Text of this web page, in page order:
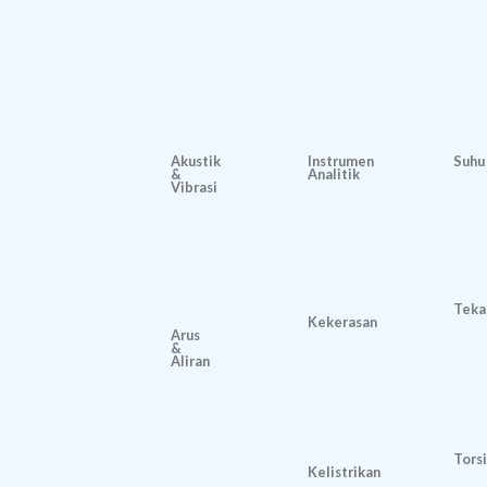
Akustik
&
Vibrasi
Arus
&
Aliran
Instrumen
Analitik
Kekerasan
Kelistrikan
Suhu
Torsi